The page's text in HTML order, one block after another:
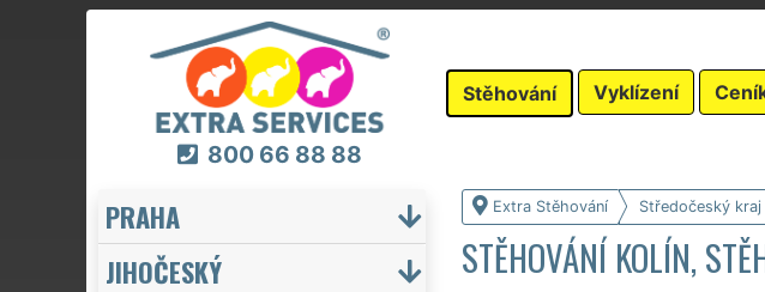
800 66 88 88
Stěhování Vyklízení
Extra Stěhování Středočeský kraj
STĚHOVÁNÍ KOLÍN,
PRAHA
JIHOČESKÝ